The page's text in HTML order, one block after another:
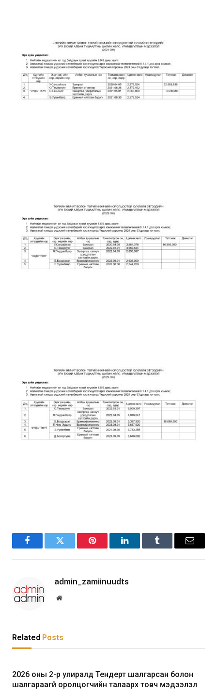
FacebookTwitter Pinterest LinkedInTumblr Email
admin_zamiinuudts
Website
Related Posts
2026 оны 2-р улиралд Тендерт шалгарсан болон
шалгараагүй оролцогчийн талаарх товч мэдээлэл